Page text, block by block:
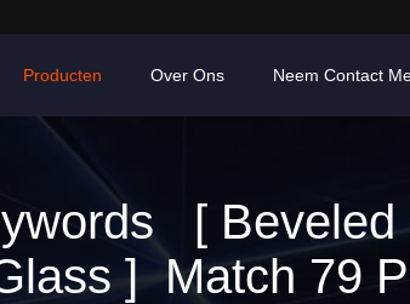
Producten Over Ons Neem Contact
[ Beveled
] Match 79